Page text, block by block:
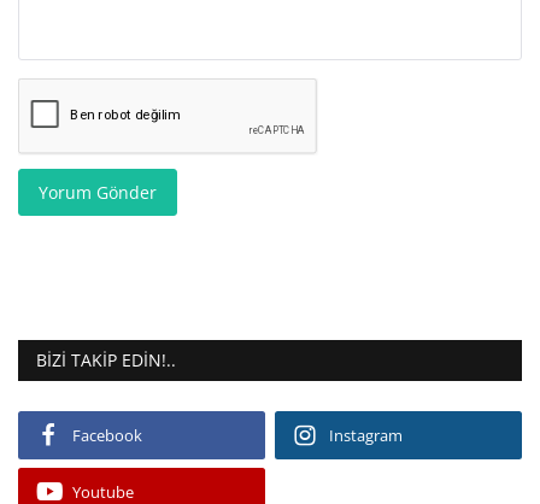
Yorum Gönder
BIZI TAKIP EDIN!..
Facebook Instagram
Youtube